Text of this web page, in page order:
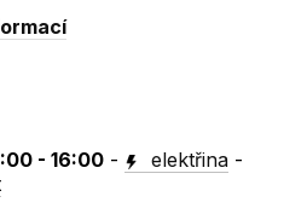
- 16:00 - elektřina -